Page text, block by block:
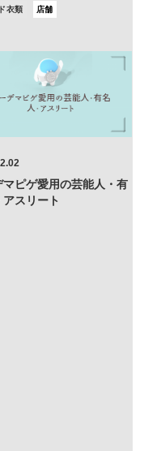
衣類 店舗
マピゲ愛用の芸能人・有
スリート